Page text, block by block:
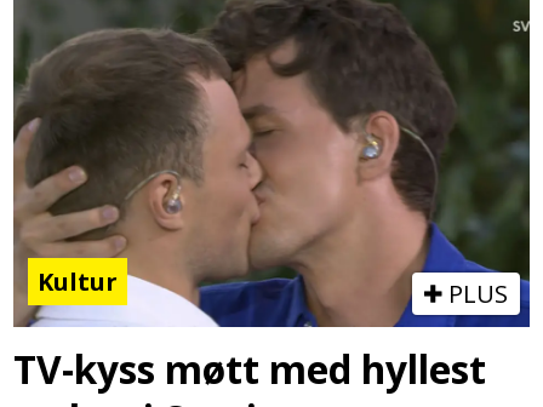
Kultur PLUS
TV-kyss møtt med hyllest